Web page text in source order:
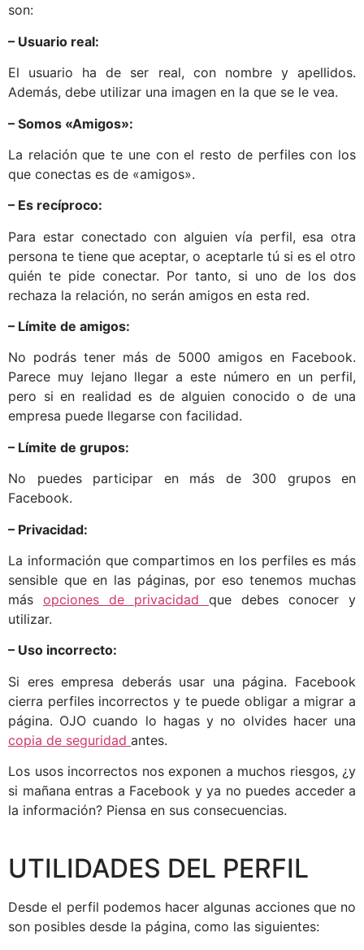
son:
– Usuario real:
El usuario ha de ser real, con nombre y apellidos.
Además, debe utilizar una imagen en la que se le vea.
– Somos «Amigos»:
La relación que te une con el resto de perfiles con los
que conectas es de «amigos».
– Es recíproco:
Para estar conectado con alguien vía perfil, esa otra
persona te tiene que aceptar, o aceptarle tú si es el otro
quién te pide conectar. Por tanto, si uno de los dos
rechaza la relación, no serán amigos en esta red.
– Límite de amigos:
No podrás tener más de 5000 amigos en Facebook.
Parece muy lejano llegar a este número en un perfil,
pero si en realidad es de alguien conocido o de una
empresa puede llegarse con facilidad.
– Límite de grupos:
No puedes participar en más de 300 grupos en
Facebook.
– Privacidad:
La información que compartimos en los perfiles es más
sensible que en las páginas, por eso tenemos muchas
más opciones de privacidad que debes conocer y
utilizar.
– Uso incorrecto:
Si eres empresa deberás usar una página. Facebook
cierra perfiles incorrectos y te puede obligar a migrar a
página. OJO cuando lo hagas y no olvides hacer una
copia de seguridad antes.
Los usos incorrectos nos exponen a muchos riesgos, ¿y
si mañana entras a Facebook y ya no puedes acceder a
la información? Piensa en sus consecuencias.
UTILIDADES DEL PERFIL
Desde el perfil podemos hacer algunas acciones que no
son posibles desde la página, como las siguientes: